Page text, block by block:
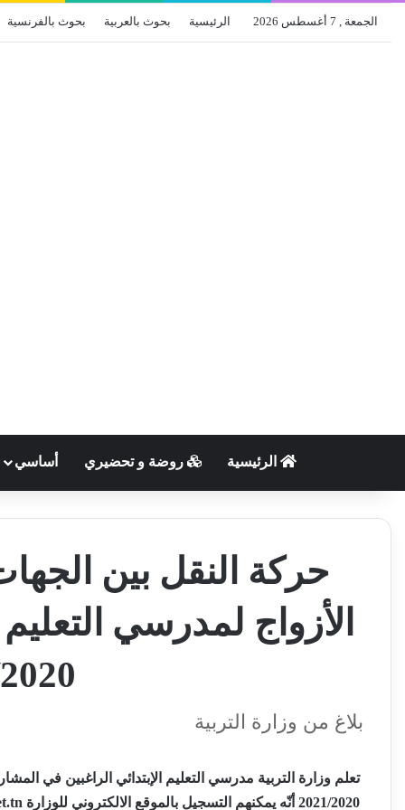
الجمعة , 7 أغسطس 2026 الرئيسية بحوث بالعربية بحوث بالفرنسية
الرئيسية روضة و تحضيري أساسي
حركة النقل بين
الأزواج لمدرسي
بلاغ من وزارة التربية
تعلم وزارة التربية مدرسي التعليم الإبتدائي الراغبين في
2021/2020 أنّه يمكنهم التسجيل بالموقع الالكتروني للوزارة www.edunet.tn خلال الفترة المتراوحة بين 14 ماي و 19 جوان 2020.